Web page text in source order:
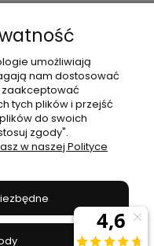
669-050-03-43
umożliwiają
nam dostosować
zaakceptować
tych plików i przejść
do swoich
zgody".
w naszej Polityce